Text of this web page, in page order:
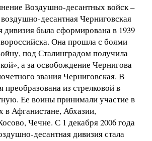
Воздушно-десантных войск –
десантная Черниговская
дивизия была сформирована в 1939
Она прошла с боями
под Сталинградом получила
а за освобождение Чернигова
звания Черниговская. В
преобразована из стрелковой в
Ее воины принимали участие в
в Афганистане, Абхазии,
Чечне. С 1 декабря 2006 года
десантная дивизия стала